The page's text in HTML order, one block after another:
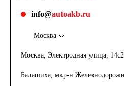
info@autoakb.ru
Москва
Москва, Электродная улица, 14с2
Балашиха, мкр-н